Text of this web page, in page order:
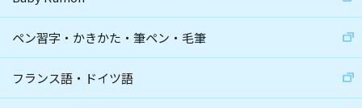
ペン習字・かきかた・筆ペン・毛筆
フランス語・ドイツ語